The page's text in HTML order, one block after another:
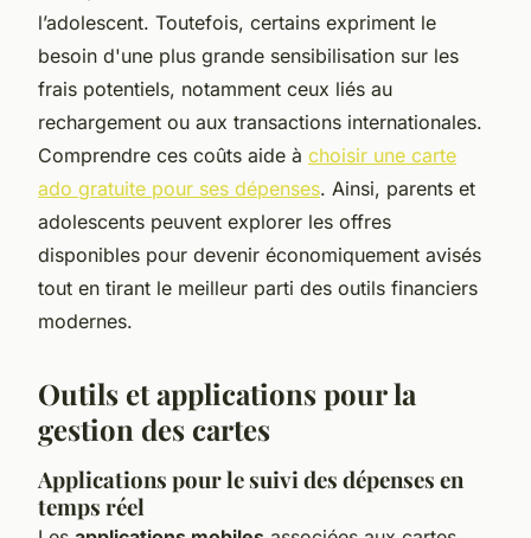
l’adolescent. Toutefois, certains expriment le
besoin d'une plus grande sensibilisation sur les
frais potentiels, notamment ceux liés au
rechargement ou aux transactions internationales.
Comprendre ces coûts aide à choisir une carte
ado gratuite pour ses dépenses. Ainsi, parents et
adolescents peuvent explorer les offres
disponibles pour devenir économiquement avisés
tout en tirant le meilleur parti des outils financiers
modernes.
Outils et applications pour la
gestion des cartes
Applications pour le suivi des dépenses en
temps réel